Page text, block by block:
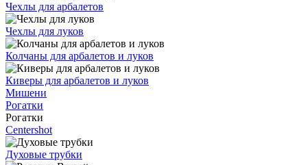
Чехлы для арбалетов
Чехлы для луков
Колчаны для арбалетов и луков
Киверы для арбалетов и луков
Мишени
Рогатки
Рогатки
Centershot
Духовые трубки